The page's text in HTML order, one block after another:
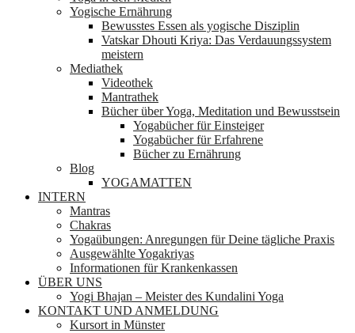
Yogische Ernährung
Bewusstes Essen als yogische Disziplin
Vatskar Dhouti Kriya: Das Verdauungssystem
meistern
Mediathek
Videothek
Mantrathek
Bücher über Yoga, Meditation und Bewusstsein
Yogabücher für Einsteiger
Yogabücher für Erfahrene
Bücher zu Ernährung
Blog
YOGAMATTEN
INTERN
Mantras
Chakras
Yogaübungen: Anregungen für Deine tägliche Praxis
Ausgewählte Yogakriyas
Informationen für Krankenkassen
ÜBER UNS
Yogi Bhajan – Meister des Kundalini Yoga
KONTAKT UND ANMELDUNG
Kursort in Münster